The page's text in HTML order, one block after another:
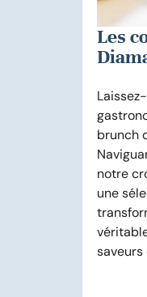
Les
brunch
notre
une
saveurs